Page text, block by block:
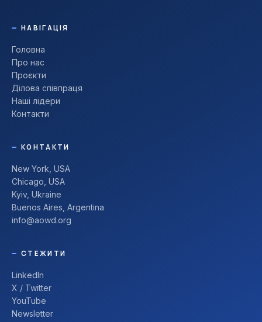
НАВІГАЦІЯ
Головна
Про нас
Проєкти
Ділова співпраця
Наші лідери
Контакти
КОНТАКТИ
New York, USA
Chicago, USA
Kyiv, Ukraine
Buenos Aires, Argentina
info@aowd.org
СТЕЖИТИ
LinkedIn
X / Twitter
YouTube
Newsletter